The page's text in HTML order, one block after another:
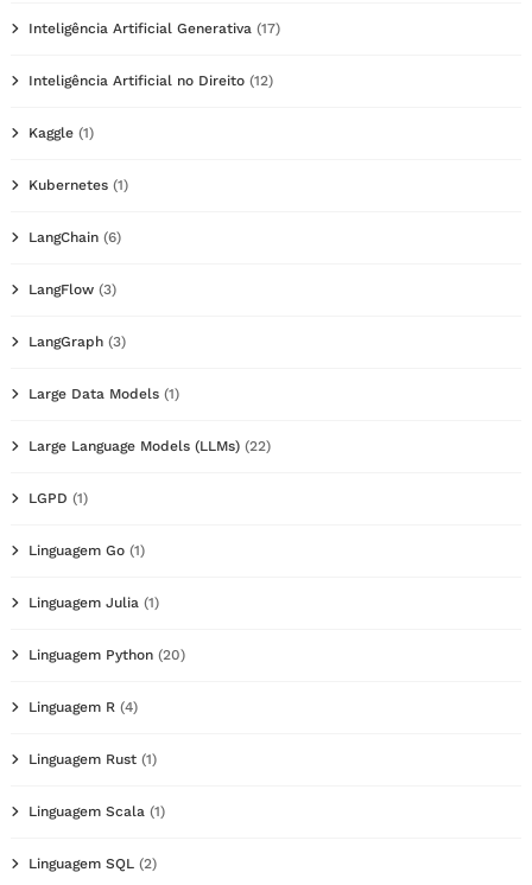
Inteligência Artificial Generativa (17)
Inteligência Artificial no Direito (12)
Kaggle (1)
Kubernetes (1)
LangChain (6)
LangFlow (3)
LangGraph (3)
Large Data Models (1)
Large Language Models (LLMs) (22)
LGPD (1)
Linguagem Go (1)
Linguagem Julia (1)
Linguagem Python (20)
Linguagem R (4)
Linguagem Rust (1)
Linguagem Scala (1)
Linguagem SQL (2)